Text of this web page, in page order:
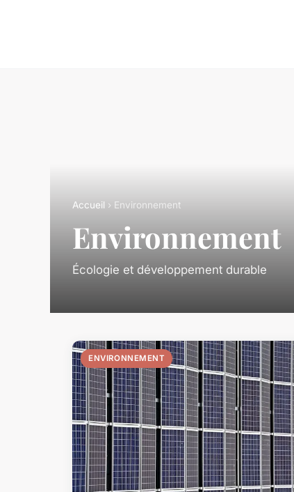
Accueil › Environnement
Environnement
Écologie et développement durable
ENVIRONNEMENT